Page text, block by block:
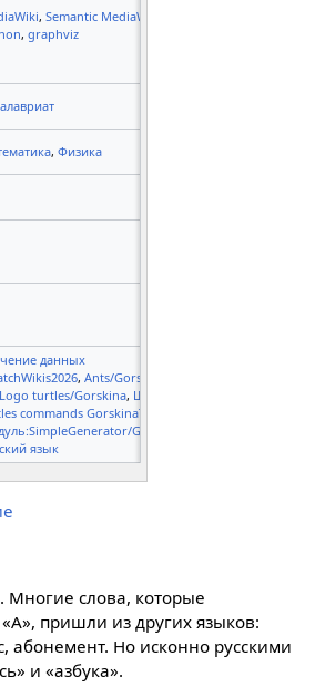
,Semantic MediaWiki
,graphviz
,Физика
данных
,Ants/Gorskina
turtles/Gorskina, Шаблон
commands GorskinaTV
Gorskina
язык
Многие слова, которые
пришли из других языков:
абонемент. Но исконно русскими
и «азбука».